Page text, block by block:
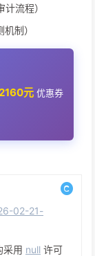
流程）
制）
元 优惠券
02-21-
采用 null 许可